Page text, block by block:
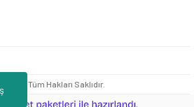
2026 | Tüm Hakları Saklıdır.
e-